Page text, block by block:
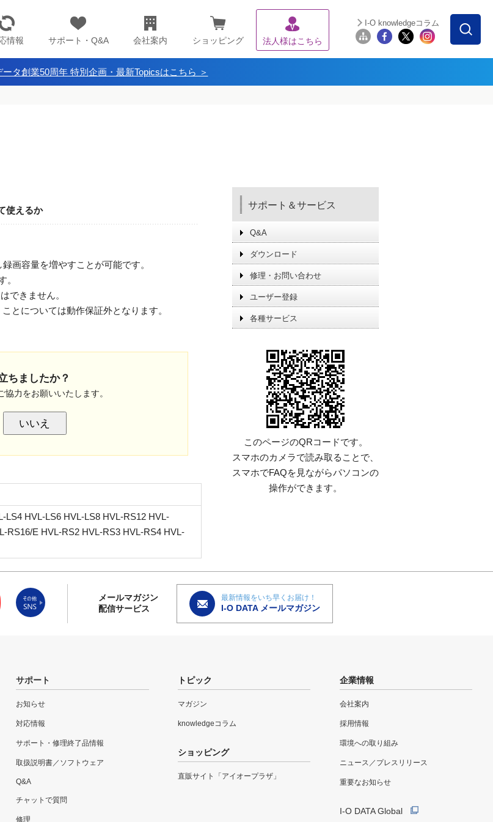
情報 サポート・Q&A 会社案内 ショッピング 法人様はこちら
I-O knowledgeコラム
ータ創業50周年 特別企画・最新Topicsはこちら ＞
使えるか
画容量を増やすことが可能です。
。
できません。
とについては動作保証外となります。
ちましたか？
力をお願いいたします。
いいえ
LS4 HVL-LS6 HVL-LS8 HVL-RS12 HVL-
RS16/E HVL-RS2 HVL-RS3 HVL-RS4 HVL-
サポート＆サービス
Q&A
ダウンロード
修理・お問い合わせ
ユーザー登録
各種サービス
このページのQRコードです。
スマホのカメラで読み取ることで、
スマホでFAQを見ながらパソコンの
操作ができます。
メールマガジン
配信サービス
最新情報をいち早くお届け！
I-O DATA メールマガジン
サポート
お知らせ
対応情報
サポート・修理終了品情報
取扱説明書／ソフトウェア
Q&A
チャットで質問
修理
トピック
マガジン
knowledgeコラム
ショッピング
直販サイト「アイオープラザ」
企業情報
会社案内
採用情報
環境への取り組み
ニュース／プレスリリース
重要なお知らせ
I-O DATA Global